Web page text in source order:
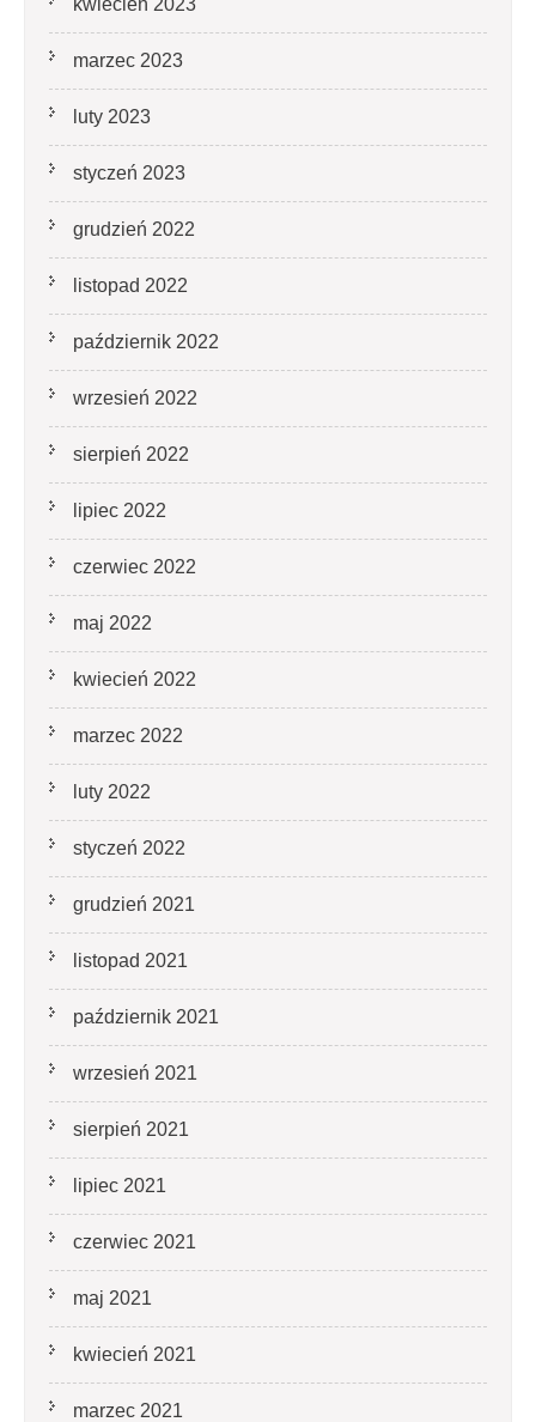
kwiecień 2023
marzec 2023
luty 2023
styczeń 2023
grudzień 2022
listopad 2022
październik 2022
wrzesień 2022
sierpień 2022
lipiec 2022
czerwiec 2022
maj 2022
kwiecień 2022
marzec 2022
luty 2022
styczeń 2022
grudzień 2021
listopad 2021
październik 2021
wrzesień 2021
sierpień 2021
lipiec 2021
czerwiec 2021
maj 2021
kwiecień 2021
marzec 2021